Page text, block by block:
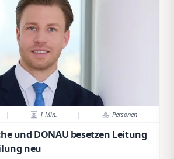
| 1 Min. | Personen
und DONAU besetzen Leitung
neu